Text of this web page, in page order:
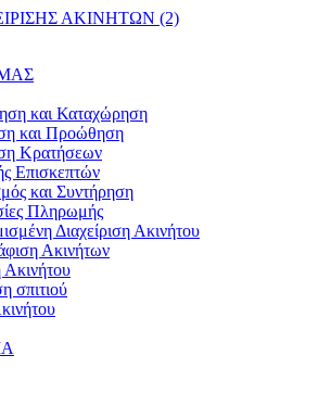
και Καταχώρηση
και Προώθηση
Κρατήσεων
Επισκεπτών
και Συντήρηση
Πληρωμής
Διαχείριση Ακινήτου
Ακινήτων
σπιτιού